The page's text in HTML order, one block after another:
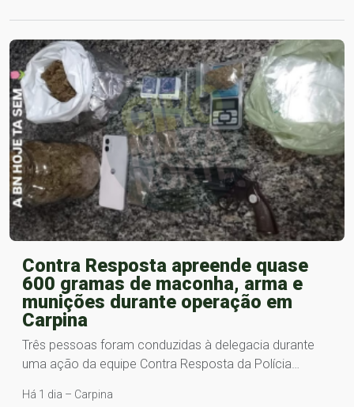
Contra Resposta apreende quase
600 gramas de maconha, arma e
munições durante operação em
Carpina
Três pessoas foram conduzidas à delegacia durante
uma ação da equipe Contra Resposta da Polícia…
Há 1 dia – Carpina